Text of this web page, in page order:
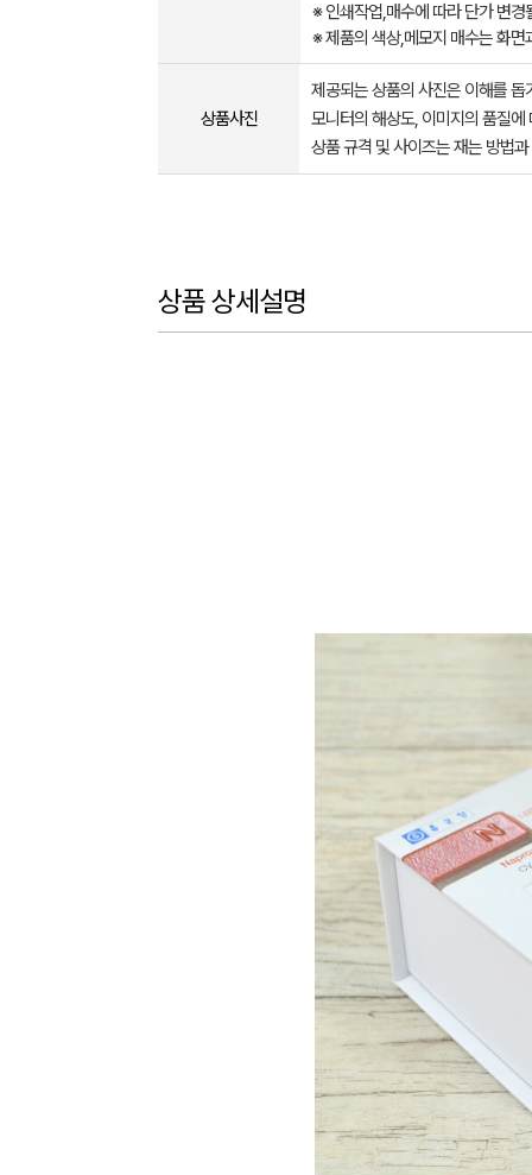
※ 인쇄작업,매수에 따라 단가 변경
※ 제품의 색상,메모지 매수는 화
상품사진
제공되는 상품의 사진은 이해를
모니터의 해상도, 이미지의 품질
상품 규격 및 사이즈는 재는 방법
상품 상세설명